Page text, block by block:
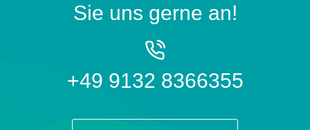
Sie uns gerne an!
+49 9132 8366355